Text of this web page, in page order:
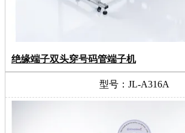
绝缘端子双头穿号码管端子机
型号：JL-A316A